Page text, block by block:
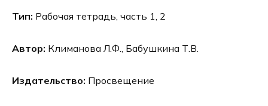
Тип: Рабочая тетрадь, часть 1, 2
Автор: Климанова Л.Ф., Бабушкина Т.В.
Издательство: Просвещение